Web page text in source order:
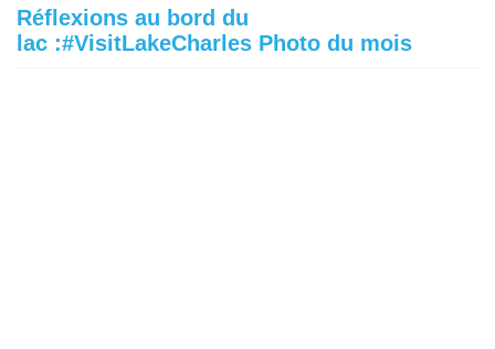
Réflexions au bord du
lac :#VisitLakeCharles Photo du mois